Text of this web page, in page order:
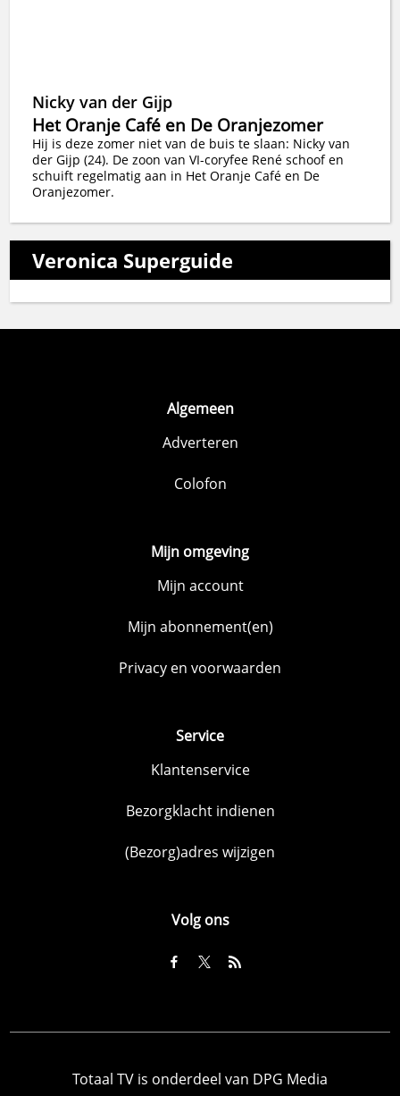
Nicky van der Gijp
Het Oranje Café en De Oranjezomer
Hij is deze zomer niet van de buis te slaan: Nicky van
der Gijp (24). De zoon van VI-coryfee René schoof en
schuift regelmatig aan in Het Oranje Café en De
Oranjezomer.
Veronica Superguide
Algemeen
Adverteren
Colofon
Mijn omgeving
Mijn account
Mijn abonnement(en)
Privacy en voorwaarden
Service
Klantenservice
Bezorgklacht indienen
(Bezorg)adres wijzigen
Volg ons
Totaal TV is onderdeel van DPG Media